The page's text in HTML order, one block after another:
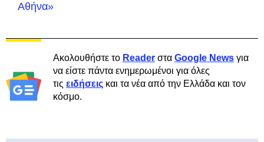
Αθήνα»
Ακολουθήστε το Reader στα Google News για
να είστε πάντα ενημερωμένοι για όλες
τις ειδήσεις και τα νέα από την Ελλάδα και τον
κόσμο.